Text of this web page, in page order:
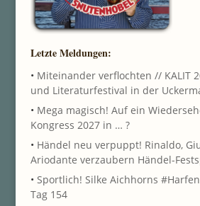
Letzte Meldungen:
• Miteinander verflochten // KALIT
und Literaturfestival in der
• Mega magisch! Auf ein
Kongress 2027 in … ?
• Händel neu verpuppt! Rinaldo,
Ariodante verzaubern Händel-
• Sportlich! Silke Aichhorns
Tag 154